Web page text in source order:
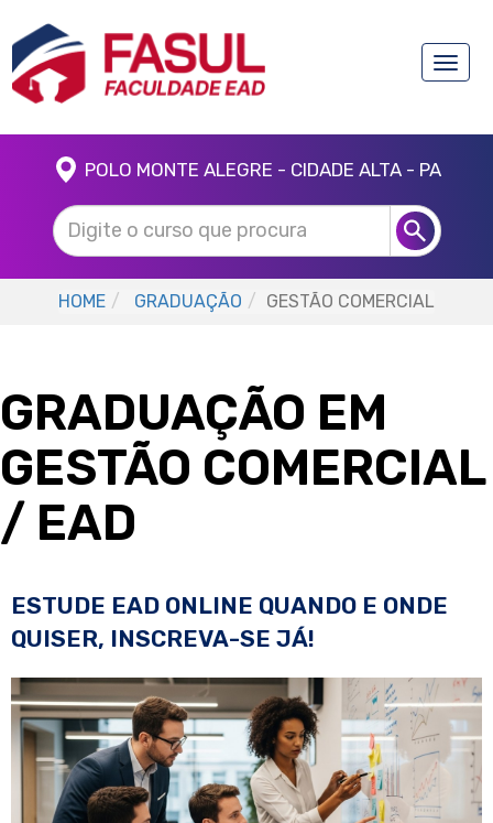
Toggle
POLO MONTE ALEGRE - CIDADE ALTA - PA
HOME GRADUAÇÃO GESTÃO COMERCIAL
GRADUAÇÃO EM
GESTÃO COMERCIAL
/ EAD
ESTUDE EAD ONLINE QUANDO E ONDE
QUISER, INSCREVA-SE JÁ!